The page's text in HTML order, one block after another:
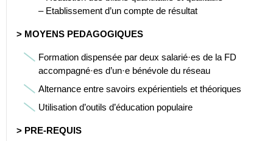
– Etablissement d’un compte de résultat
> MOYENS PEDAGOGIQUES
Formation dispensée par deux salarié·es de la FD
accompagné·es d’un·e bénévole du réseau
Alternance entre savoirs expérientiels et théoriques
Utilisation d’outils d’éducation populaire
> PRE-REQUIS